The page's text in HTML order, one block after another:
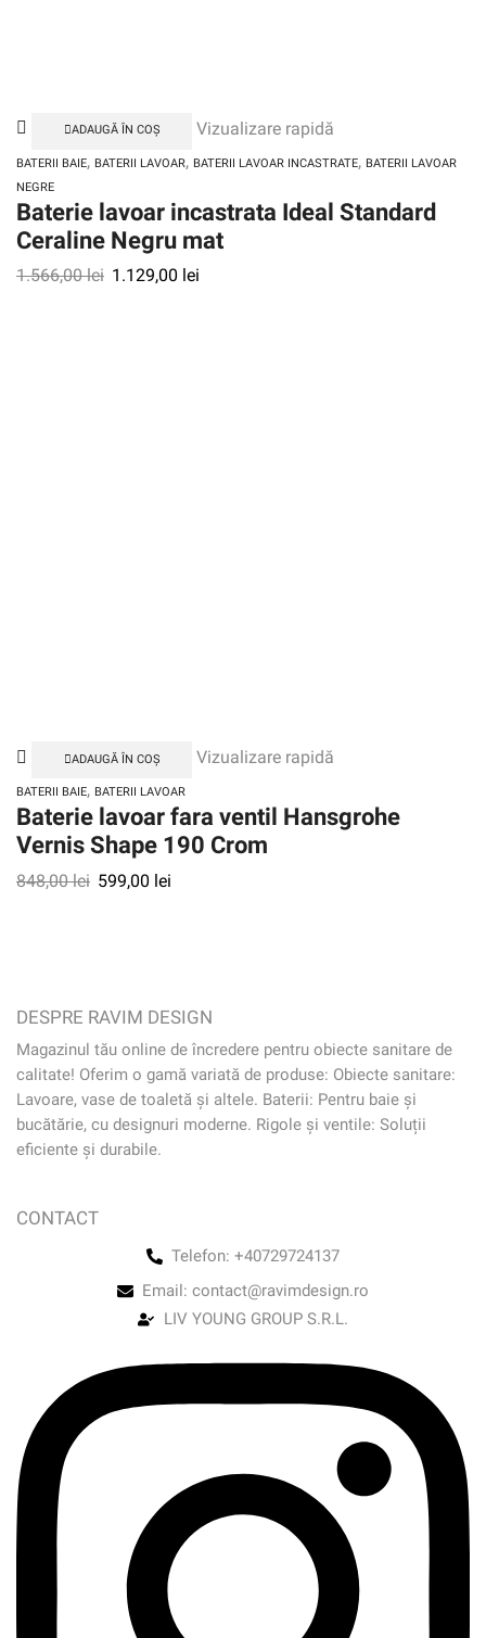
ADAUGĂ ÎN COȘ Vizualizare rapidă
BATERII BAIE, BATERII LAVOAR, BATERII LAVOAR INCASTRATE, BATERII LAVOAR
NEGRE
Baterie lavoar incastrata Ideal Standard
Ceraline Negru mat
1.566,00lei 1.129,00 lei
ADAUGĂ ÎN COȘ Vizualizare rapidă
BATERII BAIE, BATERII LAVOAR
Baterie lavoar fara ventil Hansgrohe
Vernis Shape 190 Crom
848,00lei 599,00 lei
DESPRE RAVIM DESIGN
Magazinul tău online de încredere pentru obiecte sanitare de
calitate! Oferim o gamă variată de produse: Obiecte sanitare:
Lavoare, vase de toaletă și altele. Baterii: Pentru baie și
bucătărie, cu designuri moderne. Rigole și ventile: Soluții
eficiente și durabile.
CONTACT
Telefon: +40729724137
Email: contact@ravimdesign.ro
LIV YOUNG GROUP S.R.L.